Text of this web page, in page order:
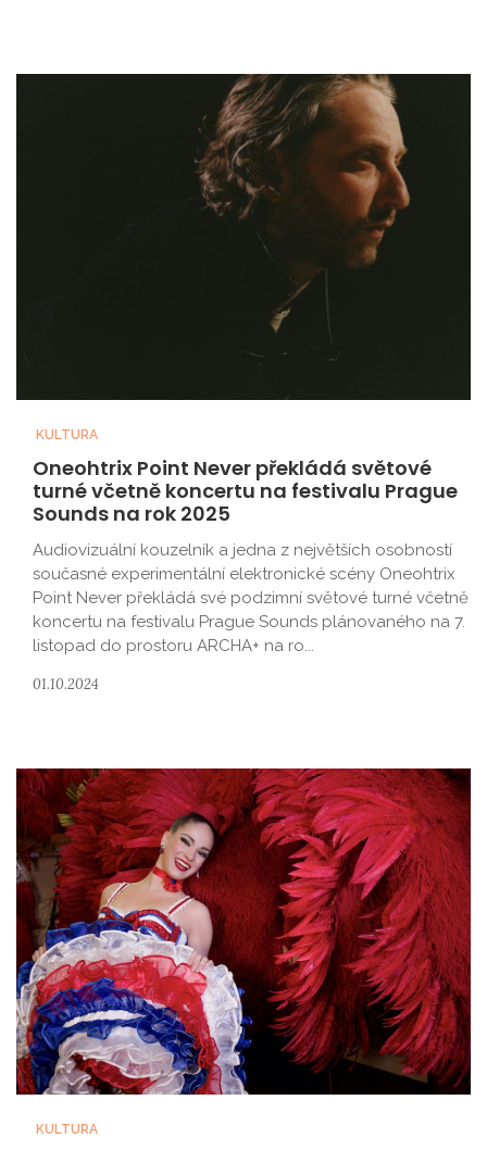
KULTURA
Oneohtrix Point Never překládá světové
turné včetně koncertu na festivalu Prague
Sounds na rok 2025
Audiovizuální kouzelník a jedna z největších osobností
současné experimentální elektronické scény Oneohtrix
Point Never překládá své podzimní světové turné včetně
koncertu na festivalu Prague Sounds plánovaného na 7.
listopad do prostoru ARCHA+ na ro...
01.10.2024
KULTURA